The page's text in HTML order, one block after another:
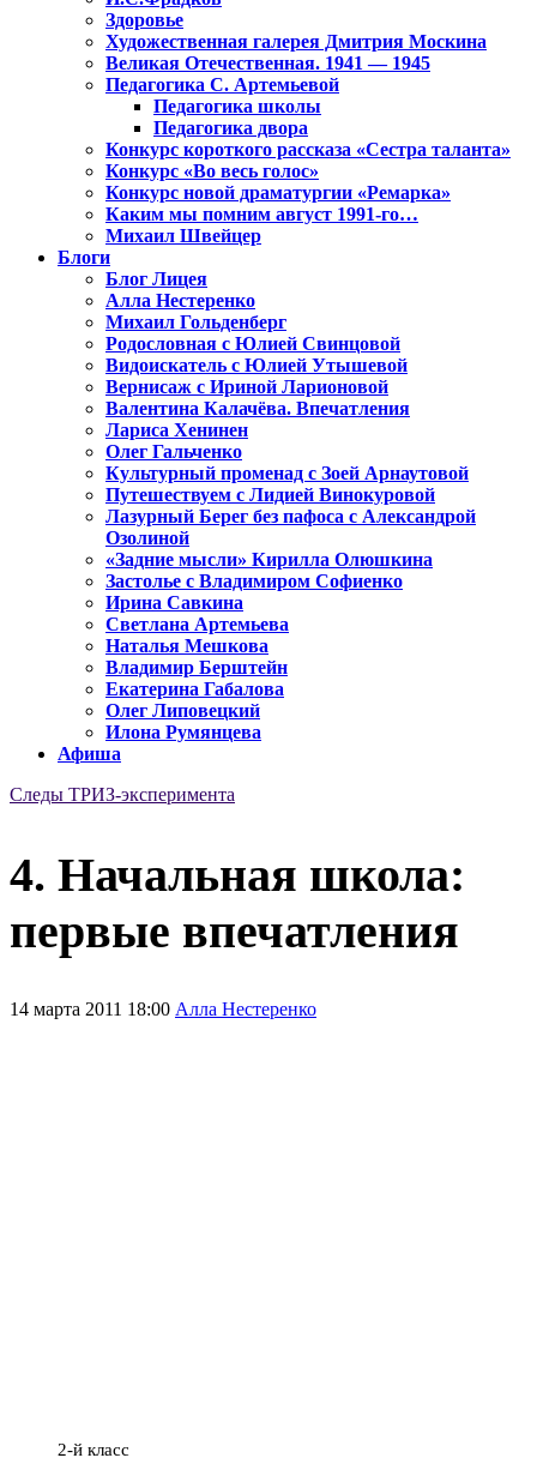
Здоровье
Художественная галерея Дмитрия Москина
Великая Отечественная. 1941 — 1945
Педагогика С. Артемьевой
Педагогика школы
Педагогика двора
Конкурс короткого рассказа «Сестра таланта»
Конкурс «Во весь голос»
Конкурс новой драматургии «Ремарка»
Каким мы помним август 1991-го…
Михаил Швейцер
Блоги
Блог Лицея
Алла Нестеренко
Михаил Гольденберг
Родословная с Юлией Свинцовой
Видоискатель с Юлией Утышевой
Вернисаж с Ириной Ларионовой
Валентина Калачёва. Впечатления
Лариса Хенинен
Олег Гальченко
Культурный променад с Зоей Арнаутовой
Путешествуем с Лидией Винокуровой
Лазурный Берег без пафоса с Александрой
Озолиной
«Задние мысли» Кирилла Олюшкина
Застолье с Владимиром Софиенко
Ирина Савкина
Светлана Артемьева
Наталья Мешкова
Владимир Берштейн
Екатерина Габалова
Олег Липовецкий
Илона Румянцева
Афиша
Следы ТРИЗ-эксперимента
4. Начальная школа:
первые впечатления
14 марта 2011 18:00 Алла Нестеренко
2-й класс